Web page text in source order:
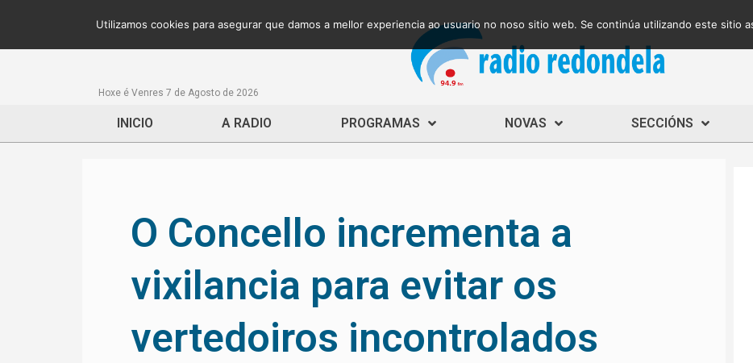
Hoxe é Venres 7 de Agosto de 2026
INICIO A RADIO PROGRAMAS NOVAS SECCIÓNS
O Concello incrementa a
vixilancia para evitar os
vertedoiros incontrolados
Utilizamos cookies para asegurar que damos a mellor experiencia ao usuario no noso sitio web. Se continúa utilizando este sitio